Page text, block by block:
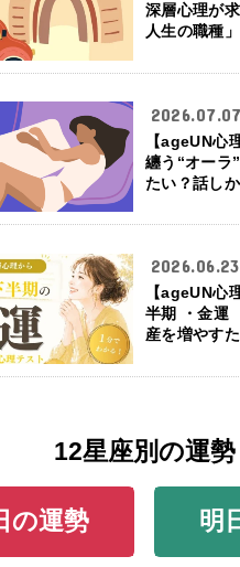
深層心理が
人生の職種」
2026.07.07
【ageUN心
纏う“オー
たい？話し
2026.06.23
【ageUN心
半期 ・金運
産を増やす
12星座別の運勢
の運勢 明